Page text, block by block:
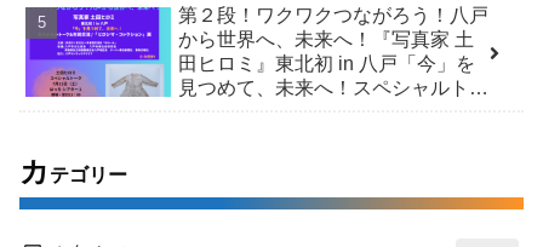
第２段！ワクワクつながろう！八戸
から世界へ、未来へ！『写真家 土
田ヒロミ』東北初 in 八戸「今」を
見つめて、未来へ！スペシャルトー
カ テゴリー